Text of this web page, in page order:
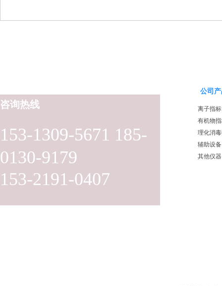
153-1309-5671 185-
0130-9179
153-2191-0407
咨询热线
公司
离子指标
有机物
理化消
辅助设备
其他仪器